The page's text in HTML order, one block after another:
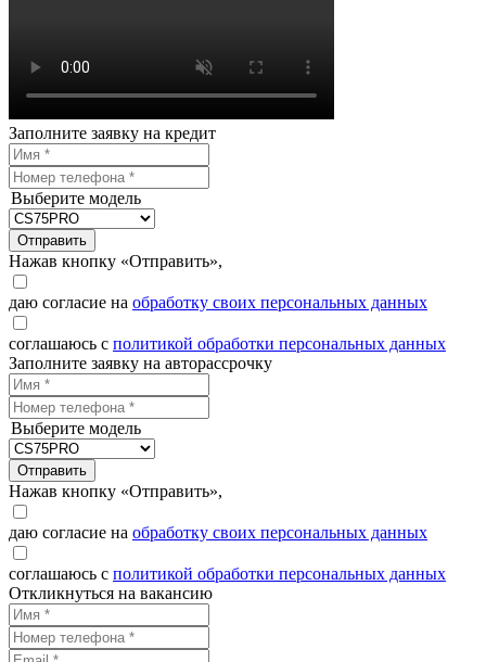
Заполните заявку на кредит
Выберите модель
Отправить
Нажав кнопку «Отправить»,
даю согласие на обработку своих персональных данных
соглашаюсь с политикой обработки персональных данных
Заполните заявку на авторассрочку
Выберите модель
Отправить
Нажав кнопку «Отправить»,
даю согласие на обработку своих персональных данных
соглашаюсь с политикой обработки персональных данных
Откликнуться на вакансию